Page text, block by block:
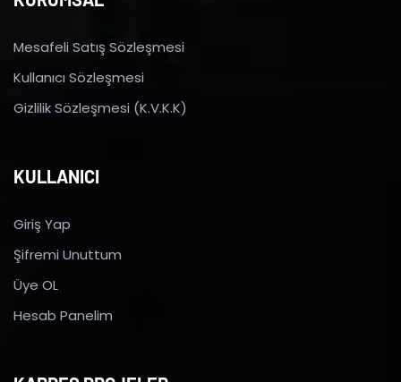
Mesafeli Satış Sözleşmesi
Kullanıcı Sözleşmesi
Gizlilik Sözleşmesi (K.V.K.K)
KULLANICI
Giriş Yap
Şifremi Unuttum
Üye OL
Hesab Panelim